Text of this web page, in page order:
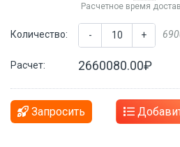
Расчетное время
Количество: - +
Расчет: 2660080.00₽
Запросить